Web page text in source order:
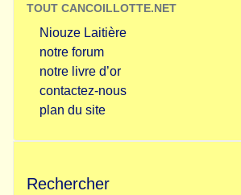
TOUT CANCOILLOTTE.NET
Niouze Laitière
notre forum
notre livre d’or
contactez-nous
plan du site
Rechercher